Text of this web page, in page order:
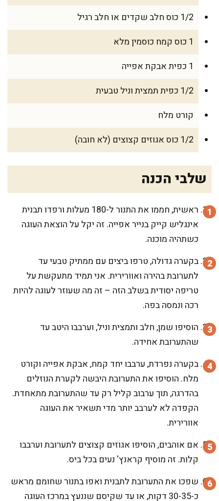
1/2 כוס חלב שקדים או חלב רגיל
1 כוס קמח כוסמין מלא
1 כפית אבקת אפייה
1/2 כפית תמצית וניל טבעית
קורט מלח
1/2 כוס אגוזים קצוצים (לא חובה)
שלבי הכנה
ראשית, חממו את התנור ל-180 מעלות ורפדו תבנית
אינגליש קייק בנייר אפייה. זה יקל על הוצאת העוגה
כשתהיה מוכנה.
בקערה גדולה, טרפו ביצים עם ממתיק טבעי עד
לתערובת בהירה ואוורירית. אני תמיד מתעקשת על
טריפה יסודית בשלב הזה – זה מה שעוזר לעוגה להיות
רכה ונמסה בפה.
הוסיפו שמן, חלב ותמצית וניל, וערבבו היטב עד
שהתערובת אחידה.
בקערה נפרדת, ערבבו יחד קמח, אבקת אפייה וקורט
מלח. הוסיפו את התערובת היבשה לקערת הנוזלים
בהדרגה, תוך ערבוב קליל רק עד שהתערובת מתאחדת.
הקפדה לא לערבב יותר מדי תשאיר את העוגה
אוורירית.
אם אוהבים, הוסיפו אגוזים קצוצים לתערובת וערבבו
קלות. זה מוסיף קראנץ' נעים בכל ביס.
שפכו את התערובת לתבנית ואפו בתנור שחומם מראש
כ-30-35 דקות, או עד שקיסם שננעץ במרכז העוגה